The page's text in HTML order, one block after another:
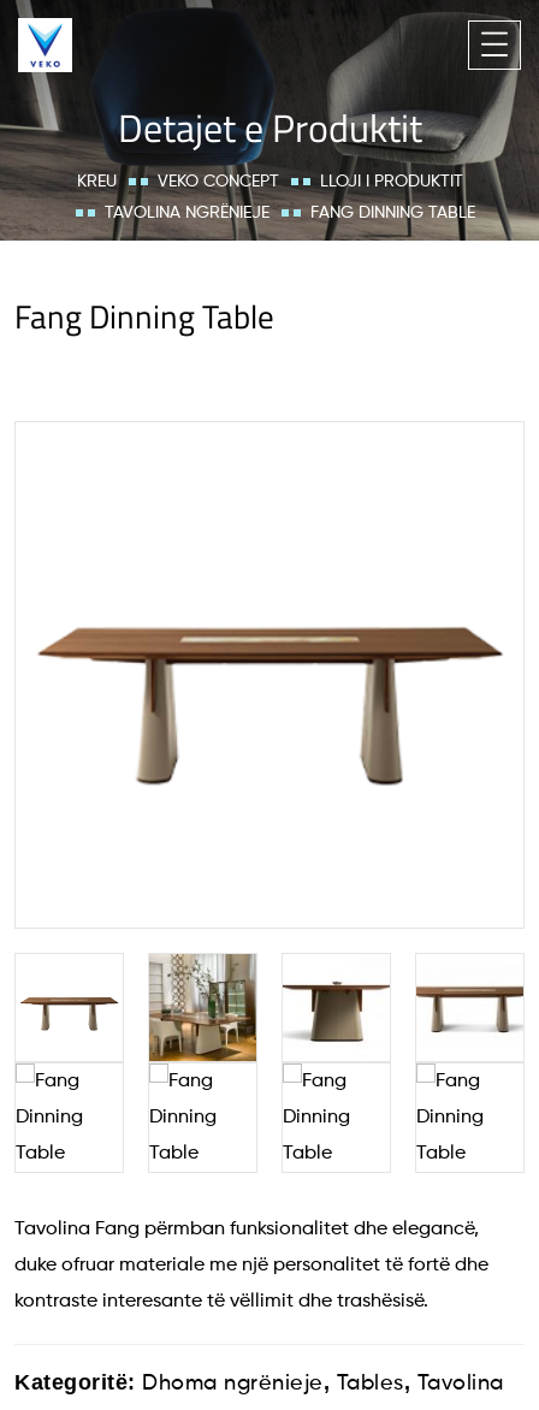
Detajet e Produktit
KREU VEKO CONCEPT
LLOJI I PRODUKTIT
TAVOLINA NGRËNIEJE
FANG DINNING TABLE
Fang Dinning Table
Tavolina Fang përmban funksionalitet dhe elegancë,
duke ofruar materiale me një personalitet të fortë dhe
kontraste interesante të vëllimit dhe trashësisë.
Kategoritë: Dhoma ngrënieje, Tables, Tavolina